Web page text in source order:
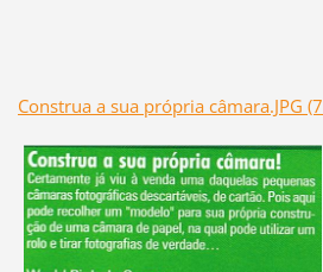
Construa a sua própria câmara.JPG